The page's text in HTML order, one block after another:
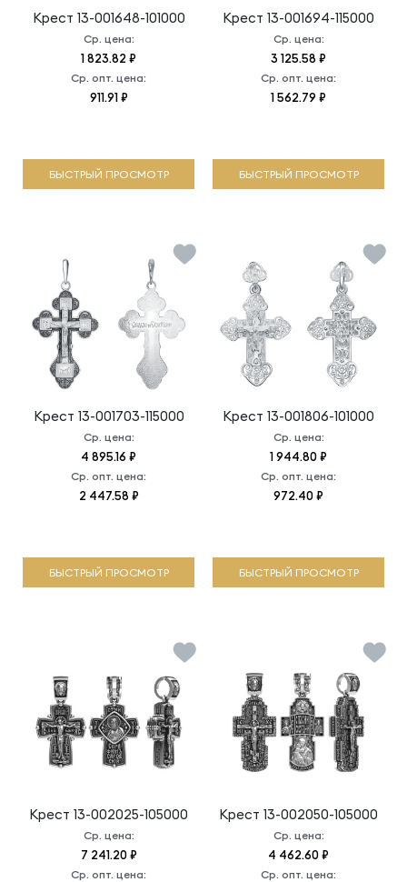
Крест 13-001648-101000
Ср. цена:
1 823.82 ₽
Ср. опт. цена:
911.91 ₽
БЫСТРЫЙ ПРОСМОТР
Крест 13-001694-115000
Ср. цена:
3 125.58 ₽
Ср. опт. цена:
1 562.79 ₽
БЫСТРЫЙ ПРОСМОТР
Крест 13-001703-115000
Ср. цена:
4 895.16 ₽
Ср. опт. цена:
2 447.58 ₽
БЫСТРЫЙ ПРОСМОТР
Крест 13-001806-101000
Ср. цена:
1 944.80 ₽
Ср. опт. цена:
972.40 ₽
БЫСТРЫЙ ПРОСМОТР
Крест 13-002025-105000
Ср. цена:
7 241.20 ₽
Ср. опт. цена:
Крест 13-002050-105000
Ср. цена:
4 462.60 ₽
Ср. опт. цена: